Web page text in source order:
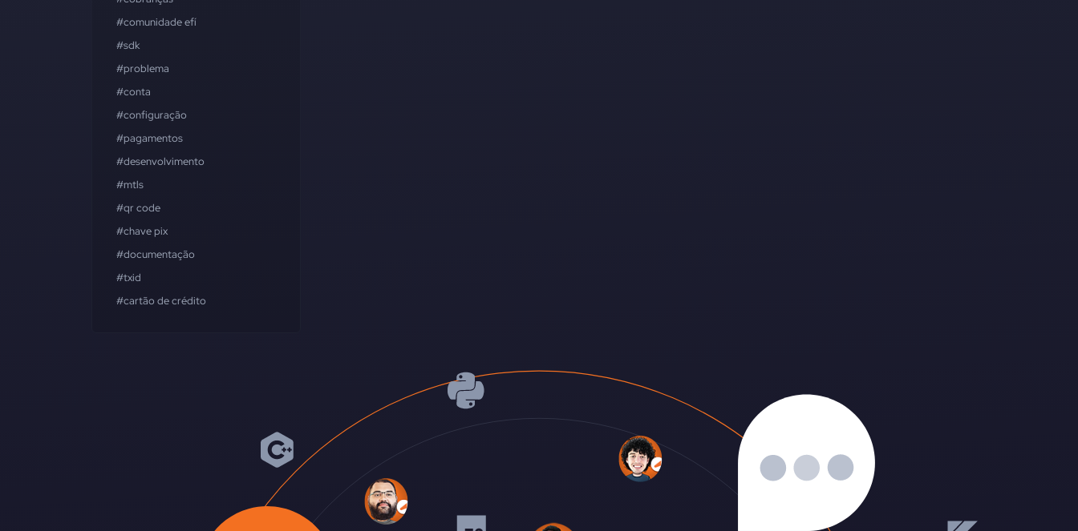
#comunidade efí
#sdk
#problema
#conta
#configuração
#pagamentos
#desenvolvimento
#mtls
#qr code
#chave pix
#documentação
#txid
#cartão de crédito